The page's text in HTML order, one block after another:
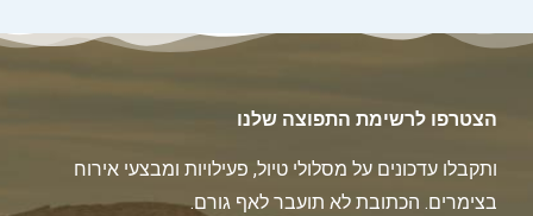
הצטרפו לרשימת התפוצה שלנו
ותקבלו עדכונים על מסלולי טיול, פעילויות ומבצעי אירוח
בצימרים. הכתובת לא תועבר לאף גורם.